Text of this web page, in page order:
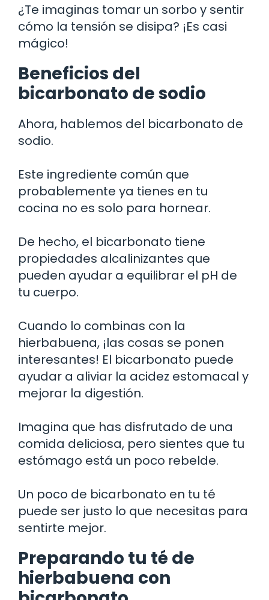
¿Te imaginas tomar un sorbo y sentir
cómo la tensión se disipa? ¡Es casi
mágico!
Beneficios del
bicarbonato de sodio
Ahora, hablemos del bicarbonato de
sodio.
Este ingrediente común que
probablemente ya tienes en tu
cocina no es solo para hornear.
De hecho, el bicarbonato tiene
propiedades alcalinizantes que
pueden ayudar a equilibrar el pH de
tu cuerpo.
Cuando lo combinas con la
hierbabuena, ¡las cosas se ponen
interesantes! El bicarbonato puede
ayudar a aliviar la acidez estomacal y
mejorar la digestión.
Imagina que has disfrutado de una
comida deliciosa, pero sientes que tu
estómago está un poco rebelde.
Un poco de bicarbonato en tu té
puede ser justo lo que necesitas para
sentirte mejor.
Preparando tu té de
hierbabuena con